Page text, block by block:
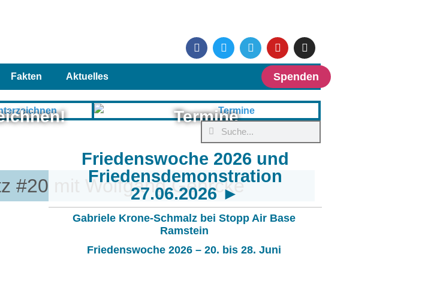
Spenden
Fakten Aktuelles
Friedenswoche 2026 und
Friedensdemonstration
27.06.2026 ►
Gabriele Krone-Schmalz bei Stopp Air Base
Ramstein
Friedenswoche 2026 – 20. bis 28. Juni
Termine
#20 mit Wolfgang Gehrcke